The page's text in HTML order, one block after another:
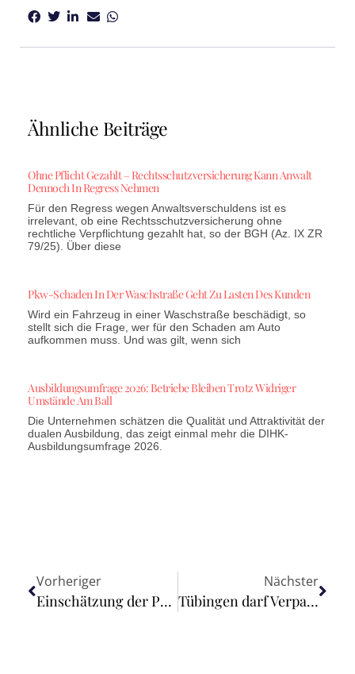
Ähnliche Beiträge
Ohne Pflicht Gezahlt – Rechtsschutzversicherung Kann Anwalt
Dennoch In Regress Nehmen
Für den Regress wegen Anwaltsverschuldens ist es
irrelevant, ob eine Rechtsschutzversicherung ohne
rechtliche Verpflichtung gezahlt hat, so der BGH (Az. IX ZR
79/25). Über diese
Pkw-Schaden In Der Waschstraße Geht Zu Lasten Des Kunden
Wird ein Fahrzeug in einer Waschstraße beschädigt, so
stellt sich die Frage, wer für den Schaden am Auto
aufkommen muss. Und was gilt, wenn sich
Ausbildungsumfrage 2026: Betriebe Bleiben Trotz Widriger
Umstände Am Ball
Die Unternehmen schätzen die Qualität und Attraktivität der
dualen Ausbildung, das zeigt einmal mehr die DIHK-
Ausbildungsumfrage 2026.
Vorheriger
Einschätzung der Produktivität beeinflusst Homeoffice-Angebote
Nächster
Tübingen darf Verpackungssteuer erheben